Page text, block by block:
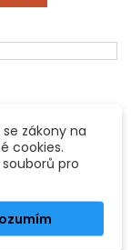
for
Odorless .
. Biodegradable.
zákony na
cookies.
pro